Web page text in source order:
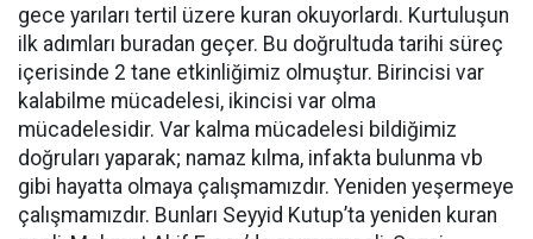
gece yarıları tertil üzere kuran okuyorlardı. Kurtuluşun
ilk adımları buradan geçer. Bu doğrultuda tarihi süreç
içerisinde 2 tane etkinliğimiz olmuştur. Birincisi var
kalabilme mücadelesi, ikincisi var olma
mücadelesidir. Var kalma mücadelesi bildiğimiz
doğruları yaparak; namaz kılma, infakta bulunma vb
gibi hayatta olmaya çalışmamızdır. Yeniden yeşermeye
çalışmamızdır. Bunları Seyyid Kutup’ta yeniden kuran